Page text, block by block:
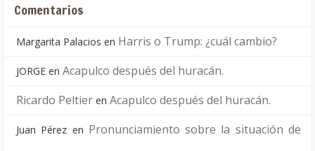
Comentarios
Margarita Palacios en Harris o Trump: ¿cuál cambio?
JORGE en Acapulco después del huracán.
Ricardo Peltier en Acapulco después del huracán.
Juan Pérez en Pronunciamiento sobre la situación de